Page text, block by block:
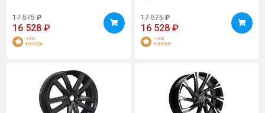
17 575 ₽
16 528 ₽
+330
БОНУСОВ
17 575 ₽
16 528 ₽
+330
БОНУСОВ